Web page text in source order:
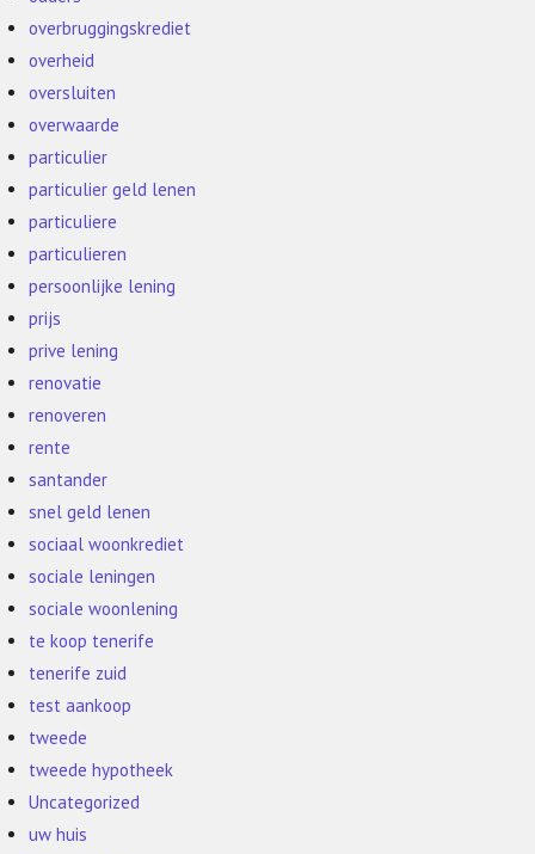
overbruggingskrediet
overheid
oversluiten
overwaarde
particulier
particulier geld lenen
particuliere
particulieren
persoonlijke lening
prijs
prive lening
renovatie
renoveren
rente
santander
snel geld lenen
sociaal woonkrediet
sociale leningen
sociale woonlening
te koop tenerife
tenerife zuid
test aankoop
tweede
tweede hypotheek
Uncategorized
uw huis